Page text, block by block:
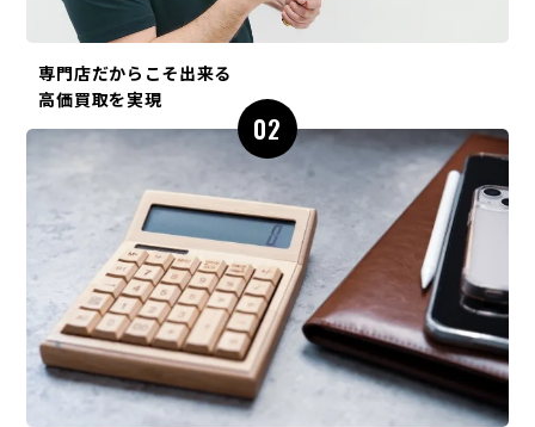
専門店だからこそ出来る
高価買取を実現
02